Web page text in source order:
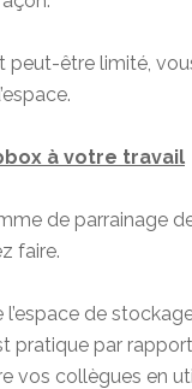
peut-être limité,
à votre travail
de parrainage
faire.
de
pratique par
vos collègues en